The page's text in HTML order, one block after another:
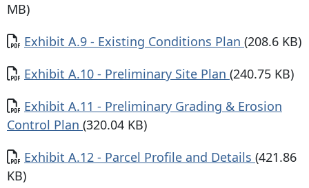
MB)
Documento
Exhibit A.9 - Existing Conditions Plan (208.6 KB)
Documento
Exhibit A.10 - Preliminary Site Plan (240.75 KB)
Documento
Exhibit A.11 - Preliminary Grading & Erosion
Control Plan (320.04 KB)
Documento
Exhibit A.12 - Parcel Profile and Details (421.86
KB)